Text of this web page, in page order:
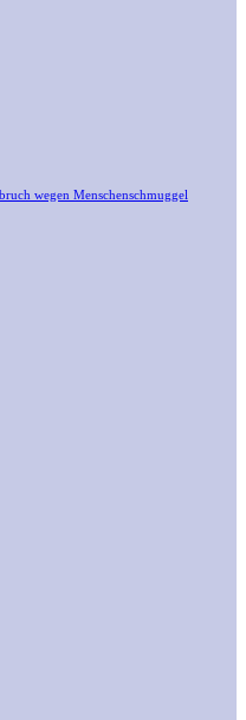
wegen Menschenschmuggel